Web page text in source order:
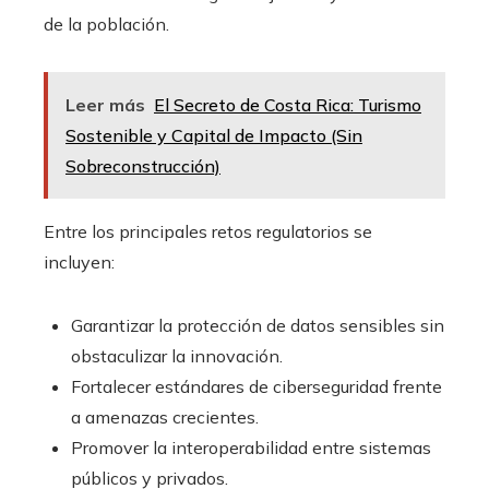
de la población.
Leer más El Secreto de Costa Rica: Turismo
Sostenible y Capital de Impacto (Sin
Sobreconstrucción)
Entre los principales retos regulatorios se
incluyen:
Garantizar la protección de datos sensibles sin
obstaculizar la innovación.
Fortalecer estándares de ciberseguridad frente
a amenazas crecientes.
Promover la interoperabilidad entre sistemas
públicos y privados.